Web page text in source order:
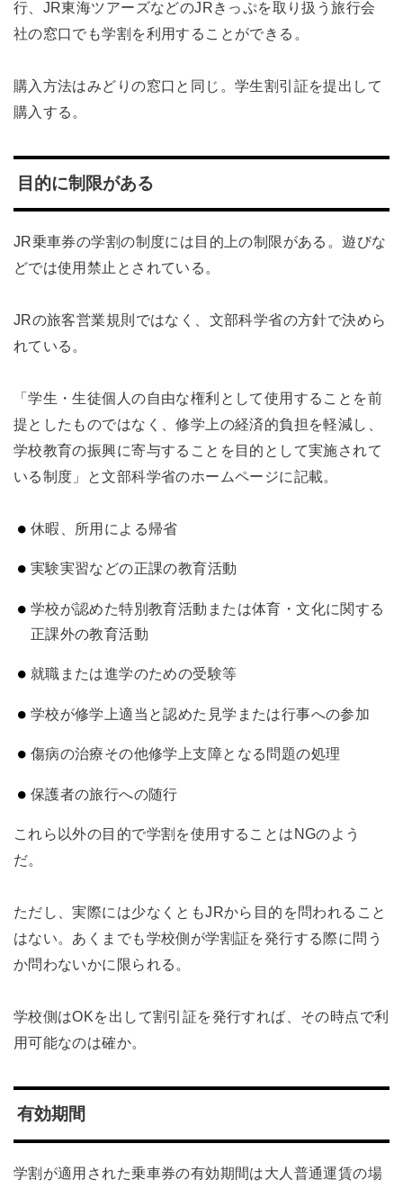
行、JR東海ツアーズなどのJRきっぷを取り扱う旅行会
社の窓口でも学割を利用することができる。
購入方法はみどりの窓口と同じ。学生割引証を提出して
購入する。
目的に制限がある
JR乗車券の学割の制度には目的上の制限がある。遊びな
どでは使用禁止とされている。
JRの旅客営業規則ではなく、文部科学省の方針で決めら
れている。
「学生・生徒個人の自由な権利として使用することを前
提としたものではなく、修学上の経済的負担を軽減し、
学校教育の振興に寄与することを目的として実施されて
いる制度」と文部科学省のホームページに記載。
休暇、所用による帰省
実験実習などの正課の教育活動
学校が認めた特別教育活動または体育・文化に関する
正課外の教育活動
就職または進学のための受験等
学校が修学上適当と認めた見学または行事への参加
傷病の治療その他修学上支障となる問題の処理
保護者の旅行への随行
これら以外の目的で学割を使用することはNGのよう
だ。
ただし、実際には少なくともJRから目的を問われること
はない。あくまでも学校側が学割証を発行する際に問う
か問わないかに限られる。
学校側はOKを出して割引証を発行すれば、その時点で利
用可能なのは確か。
有効期間
学割が適用された乗車券の有効期間は大人普通運賃の場